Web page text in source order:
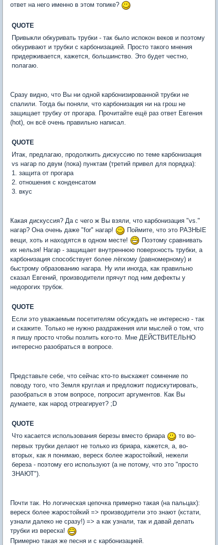
ответ на него именно в этом топике?
QUOTE
Привыкли обкуривать трубки - так было испокон веков и поэтому
обкуривают и трубки с карбонизацией. Просто такого мнения
придерживается, кажется, большинство. Это будет честно,
полагаю.
Сразу видно, что Вы ни одной карбонизированной трубки не
спалили. Тогда бы поняли, что карбонизация ни на грош не
защищает трубку от прогара. Прочитайте ещё раз ответ Евгения
(hot), он всё очень правильно написал.
QUOTE
Итак, предлагаю, продолжить дискуссию по теме карбонизация
vs нагар по двум (пока) пунктам (третий привел для порядка):
1. защита от прогара
2. отношения с конденсатом
3. вкус
Какая дискуссия? Да с чего ж Вы взяли, что карбонизация "vs."
нагар? Она очень даже "for" нагар!
Поймите, что это РАЗНЫЕ
вещи, хоть и находятся в одном месте!
Поэтому сравнивать
их нельзя! Нагар - защищает внутреннюю поверхность трубки, а
карбонизация способствует более лёгкому (равномерному) и
быстрому образованию нагара. Ну или иногда, как правильно
сказал Евгений, производители прячут под ним дефекты у
недорогих трубок.
QUOTE
Если это уважаемым посетителям обсуждать не интересно - так
и скажите. Только не нужно раздражения или мыслей о том, что
я пишу просто чтобы позлить кого-то. Мне ДЕЙСТВИТЕЛЬНО
интересно разобраться в вопросе.
Представьте себе, что сейчас кто-то выскажет сомнение по
поводу того, что Земля круглая и предложит подискутировать,
разобраться в этом вопросе, попросит аргументов. Как Вы
думаете, как народ отреагирует? ;D
QUOTE
Что касается использования березы вместо бриара
то во-
первых трубки делают не только из бриара, кажется, а, во-
вторых, как я понимаю, вереск более жаростойкий, нежели
береза - поэтому его используют (а не потому, что это "просто
ЗНАЮТ").
Почти так. Но логическая цепочка примерно такая (на пальцах):
вереск более жаростойкий => производители это знают (кстати,
узнали далеко не сразу!) => а как узнали, так и давай делать
трубки из вереска!
Примерно такая же песня и с карбонизацией.